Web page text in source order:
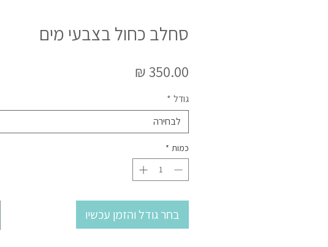
סחלב כחול בצבעי מים
גודל *
לבחירה
כמות *
בחר גודל והזמן עכשיו